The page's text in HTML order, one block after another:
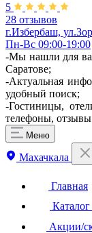
5
28 отзывов
г.Избербаш,
Пн-Вс 09:00-19:00
-Мы нашли для
Саратове;
-Актуальная
удобный поиск;
-Гостиницы,
телефоны,
Меню
Махачкала
Главная
Акции/